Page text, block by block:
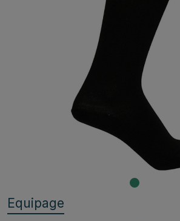
Equipage